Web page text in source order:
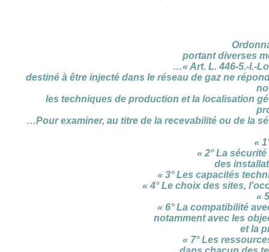
portant diverses
…« Art. L. 446-5.-I.-
destiné à être injecté dans le réseau de gaz ne
les techniques de production et la localisation
…Pour examiner, au titre de la recevabilité ou de la
«
« 2° La
des
« 3° Les capacités
« 4° Le choix des sites,
«
« 6° La compatibilité
notamment avec les
et la
« 7° Les